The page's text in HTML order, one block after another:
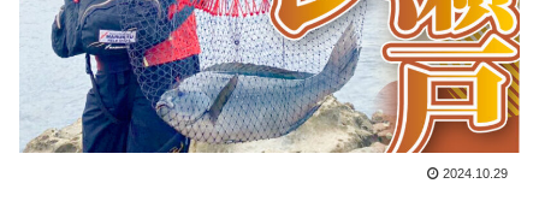
2024.10.29